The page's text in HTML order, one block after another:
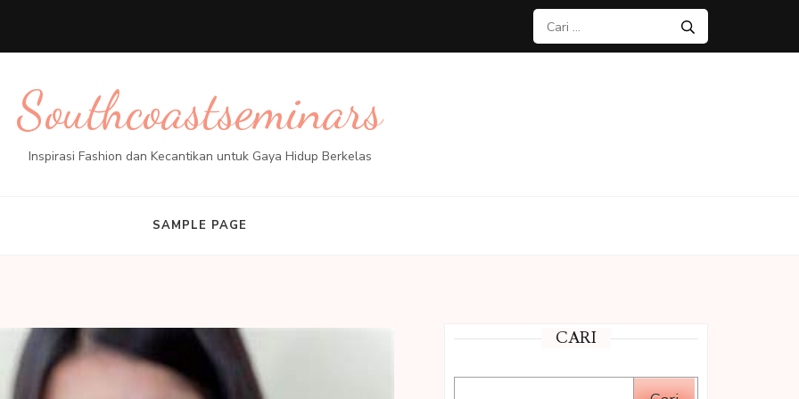
Cari
untuk:
Southcoastseminars
Inspirasi Fashion dan Kecantikan untuk Gaya Hidup Berkelas
SAMPLE PAGE
CARI